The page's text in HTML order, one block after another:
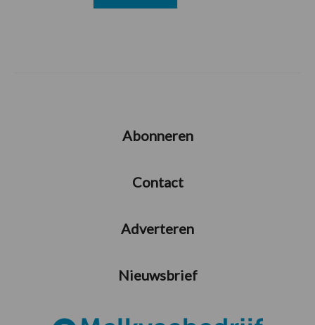
Abonneren
Contact
Adverteren
Nieuwsbrief